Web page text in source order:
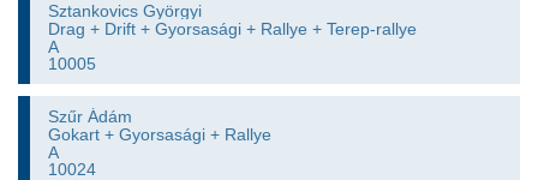
Sztankovics Györgyi
Drag + Drift + Gyorsasági + Rallye + Terep-rallye
A
10005
Szűr Ádám
Gokart + Gyorsasági + Rallye
A
10024